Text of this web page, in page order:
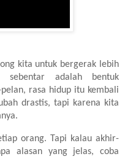
kita untuk bergerak lebih
adalah bentuk
rasa hidup itu kembali
drastis, tapi karena kita
orang. Tapi kalau akhir-
alasan yang jelas, coba